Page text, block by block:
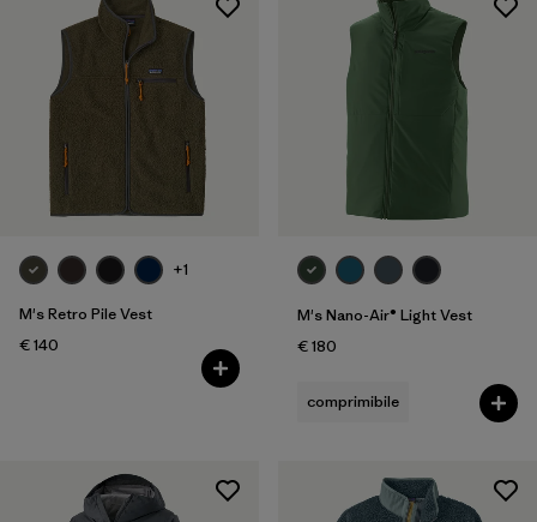
+1
M's Retro Pile Vest
€ 140
M's Nano-Air® Light Vest
€ 180
comprimibile